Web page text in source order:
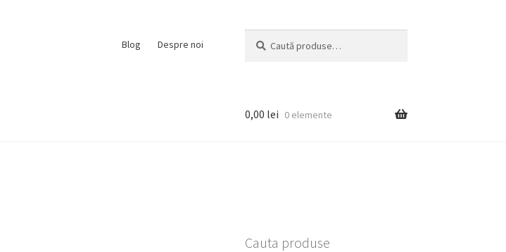
Blog Despre noi
după:
0,00 lei 0 elemente
Cauta produse